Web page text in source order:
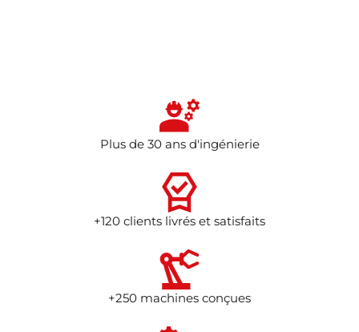
Plus de 30 ans d'ingénierie
+120 clients livrés et satisfaits
+250 machines conçues